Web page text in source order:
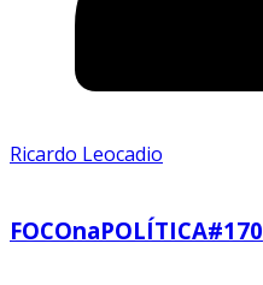
Ricardo Leocadio
FOCOnaPOLÍTICA#170